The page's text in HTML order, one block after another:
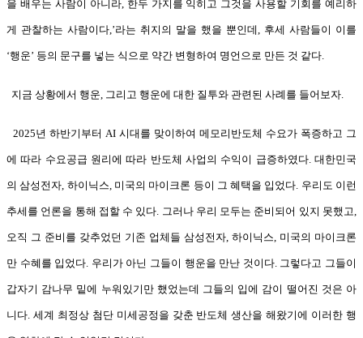
을 배우는 사람이 아니라, 한두 가지를 익히고 그것을 사용할 기회를 예리하
게 관찰하는 사람이다,’라는 취지의 말을 했을 뿐인데, 후세 사람들이 이를
‘행운’ 등의 문구를 넣는 식으로 약간 변형하여 명언으로 만든 것 같다.
지금 상황에서 행운, 그리고 행운에 대한 질투와 관련된 사례를 들어보자.
2025년 하반기부터 AI 시대를 맞이하여 메모리반도체 수요가 폭증하고 그
에 따라 수요공급 원리에 따라 반도체 사업의 수익이 급증하였다. 대한민국
의 삼성전자, 하이닉스, 미국의 마이크론 등이 그 혜택을 입었다. 우리도 이런
추세를 언론을 통해 접할 수 있다. 그러나 우리 모두는 준비되어 있지 못했고,
오직 그 준비를 갖추었던 기존 업체들 삼성전자, 하이닉스, 미국의 마이크론
만 수혜를 입었다. 우리가 아닌 그들이 행운을 만난 것이다. 그렇다고 그들이
갑자기 감나무 밑에 누워있기만 했었는데 그들의 입에 감이 떨어진 것은 아
니다. 세계 최정상 첨단 미세공정을 갖춘 반도체 생산을 해왔기에 이러한 행